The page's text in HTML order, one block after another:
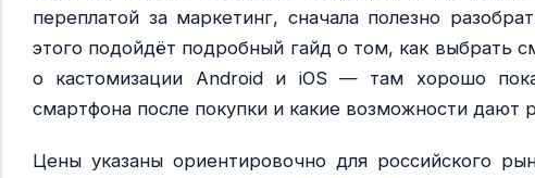
переплатой за маркетинг, сначала полезно
этого подойдёт подробный гайд о том, как выбрать
о кастомизации Android и iOS — там хорошо
смартфона после покупки и какие возможности дают
Цены указаны ориентировочно для российского